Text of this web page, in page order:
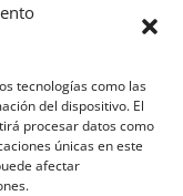
tecnologías como las
del dispositivo. El
procesar datos como
únicas en este
afectar